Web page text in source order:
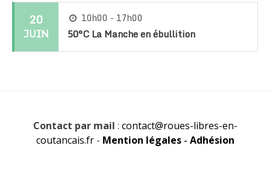
20
JUIN
10h00 - 17h00
50°C La Manche en ébullition
Contact par mail : contact@roues-libres-en-
coutancais.fr- Mention légales- Adhésion